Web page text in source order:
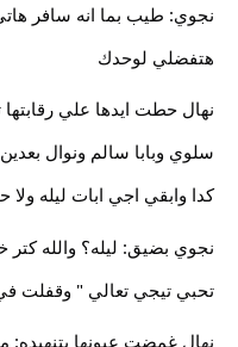
نجوي: طيب بما انه سافر
هتفضلي لوحدك
نهال حطت ايدها علي رقابتها
سلوي وبابا سالم ونوال
كدا وابقي اجي ابات ليله ولا
نجوي بضيق: ليله؟ والله
تحبي تيجي تعالي " وقفلت
نهال غمضت عيونها بتنهيده: